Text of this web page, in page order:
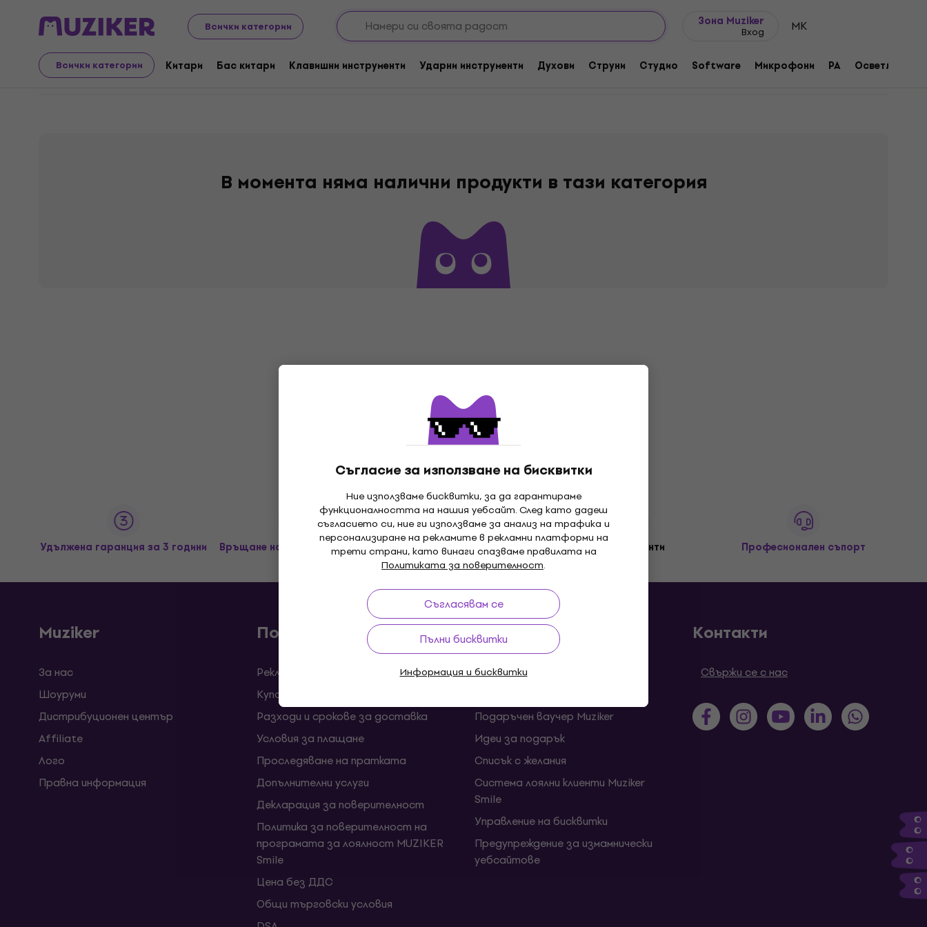
Всички категории
Зона Muziker
Вход MK
Всички категории Китари Бас китари Клавишни инструменти Ударни инструменти Духови Струни Студио Software Микрофони PA Осветление
Съгласие за използване на бисквитки
Ние използваме бисквитки, за да гарантираме
функционалността на нашия уебсайт. След като дадеш
съгласието си, ние ги използваме за анализ на трафика и
персонализиране на рекламите в рекламни платформи на
трети страни, като винаги спазваме правилата на
Политиката за поверителност.
Съгласявам се
Пълни бисквитки
Информация и бисквитки
Музикални инструменти Китари Електрически китари Mustang
Mustang
В момента няма налични продукти в тази категория
Удължена гаранция за 3 години Връщане на стоки до 30 дни Гаранция за цените 3M+ клиенти Професионален съпорт
Muziker
За нас
Шоуруми
Дистрибуционен център
Affiliate
Лого
Правна информация
Покупка
Рекламации и откази от договора
Kупони
Разходи и срокове за доставка
Условия за плащане
Проследяване на пратката
Допълнителни услуги
Декларация за поверителност
Политика за поверителност на
програмата за лоялност MUZIKER
Smile
Цена без ДДС
Общи търговски условия
Полезни линкове
FAQ - Често задавани въпроси
Подаръчен ваучер Muziker
Идеи за подарък
Списък с желания
Система лоялни клиенти Muziker
Smile
Управление на бисквитки
Предупреждение за измамнически
уебсайтове
Контакти
Свържи се с нас